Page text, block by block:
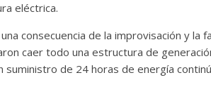
eléctrica.
consecuencia de la improvisación y la
caer todo una estructura de
suministro de 24 horas de energía